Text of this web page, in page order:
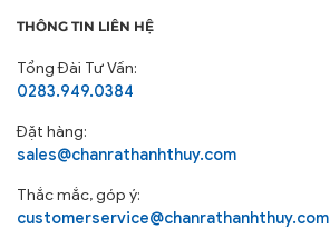
THÔNG TIN LIÊN HỆ
Tổng Đài Tư Vấn:
0283.949.0384
Đặt hàng:
sales@chanrathanhthuy.com
Thắc mắc, góp ý:
customerservice@chanrathanhthuy.com